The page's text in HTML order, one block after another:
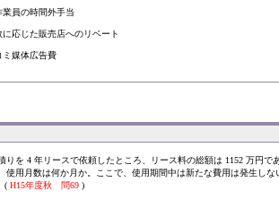
業員の時間外手当
に応じた販売店へのリベート
ミ媒体広告費
りを 4 年リースで依頼したところ、リース料の総額は 1152 万円
使用月数は何か月か。ここで、使用期間中は新たな費用は発生し
( H15年度秋 問69 )